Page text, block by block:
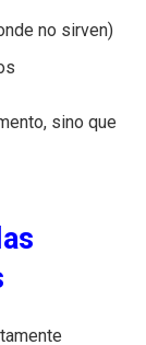
no sirven)
sino que